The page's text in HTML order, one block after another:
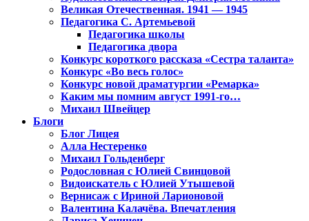
Великая Отечественная. 1941 — 1945
Педагогика С. Артемьевой
Педагогика школы
Педагогика двора
Конкурс короткого рассказа «Сестра таланта»
Конкурс «Во весь голос»
Конкурс новой драматургии «Ремарка»
Каким мы помним август 1991-го…
Михаил Швейцер
Блоги
Блог Лицея
Алла Нестеренко
Михаил Гольденберг
Родословная с Юлией Свинцовой
Видоискатель с Юлией Утышевой
Вернисаж с Ириной Ларионовой
Валентина Калачёва. Впечатления